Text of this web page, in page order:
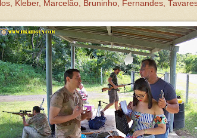
Kleber, Marcelão, Bruninho, Fernandes,